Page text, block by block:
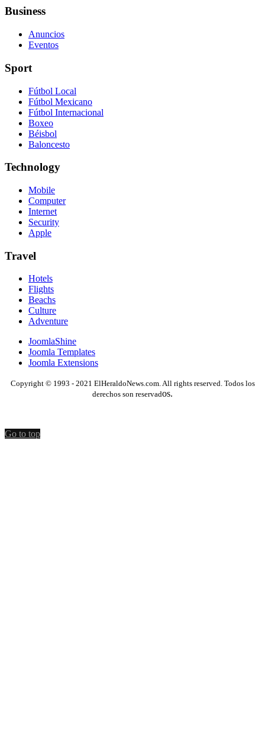
Business
Anuncios
Eventos
Sport
Fútbol Local
Fútbol Mexicano
Fútbol Internacional
Boxeo
Béisbol
Baloncesto
Technology
Mobile
Computer
Internet
Security
Apple
Travel
Hotels
Flights
Beachs
Culture
Adventure
JoomlaShine
Joomla Templates
Joomla Extensions
Copyright © 1993 - 2021 ElHeraldoNews.com. All rights reserved. Todos los
derechos son reservados.
Go to top